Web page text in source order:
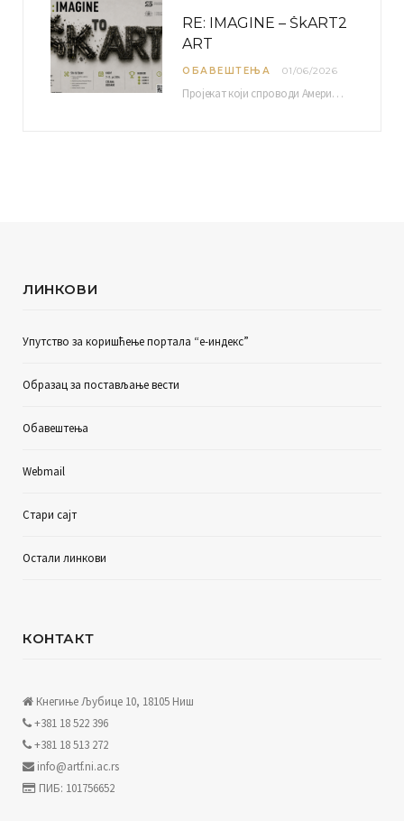
RE: IMAGINE – ŠkART2
ART
ОБАВЕШТЕЊА 01/06/2026
Пројекат који спроводи Америчка привредна комора уз подршку компаније Philip Morris International, са циљем повезивања…
ЛИНКОВИ
Упутство за коришћење портала “е-индекс”
Образац за постављање вести
Обавештења
Webmail
Стари сајт
Остали линкови
КОНТАКТ
Кнегиње Љубице 10, 18105 Ниш
+381 18 522 396
+381 18 513 272
info@artf.ni.ac.rs
ПИБ: 101756652